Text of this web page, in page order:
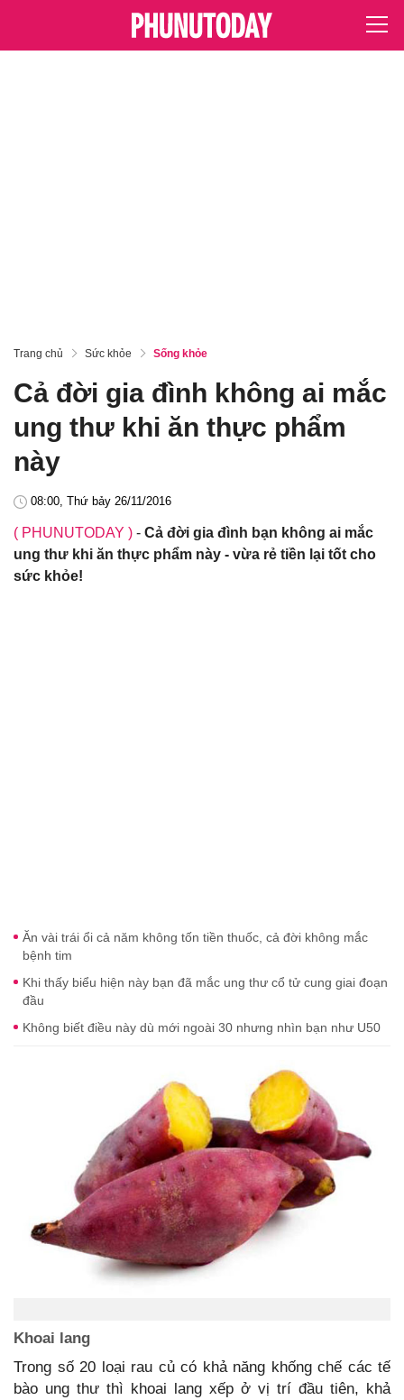
Trang chủ Sức khỏe Sống khỏe
Cả đời gia đình không ai mắc
ung thư khi ăn thực phẩm
này
08:00, Thứ bảy 26/11/2016
( PHUNUTODAY ) - Cả đời gia đình bạn không ai mắc
ung thư khi ăn thực phẩm này - vừa rẻ tiền lại tốt cho
sức khỏe!
Ăn vài trái ổi cả năm không tốn tiền thuốc, cả đời không mắc
bệnh tim
Khi thấy biểu hiện này bạn đã mắc ung thư cổ tử cung giai đoạn
đầu
Không biết điều này dù mới ngoài 30 nhưng nhìn bạn như U50
Khoai lang
Trong số 20 loại rau củ có khả năng khống chế các tế
bào ung thư thì khoai lang xếp ở vị trí đầu tiên, khả